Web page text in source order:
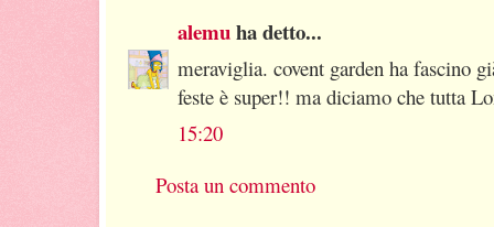
alemuha detto...
meraviglia. covent garden ha fascino
feste è super!! ma diciamo che tutta
15:20
Posta un commento